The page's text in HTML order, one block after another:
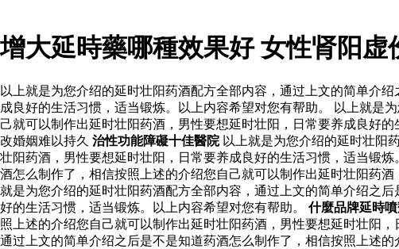
增大延時藥哪種效果好 女性肾阳
以上就是为您介绍的延时壮阳药酒配方全部内容，通过上文的简单介
成良好的生活习惯，适当锻炼。以上内容希望对您有帮助。 以上就是
己就可以制作出延时壮阳药酒，男性要想延时壮阳，日常要养成良好
改婚姻难以持久 治性功能障礙十佳醫院以上就是为您介绍的延时壮阳
壮阳药酒，男性要想延时壮阳，日常要养成良好的生活习惯，适当锻
酒怎么制作了，相信按照上述的介绍您自己就可以制作出延时壮阳药
就是为您介绍的延时壮阳药酒配方全部内容，通过上文的简单介绍之
好的生活习惯，适当锻炼。以上内容希望对您有帮助。 什麼品牌延時
照上述的介绍您自己就可以制作出延时壮阳药酒，男性要想延时壮阳
通过上文的简单介绍之后是不是知道药酒怎么制作了，相信按照上述